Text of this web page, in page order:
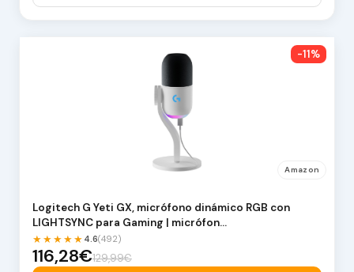
-11%
Amazon
Logitech G Yeti GX, micrófono dinámico RGB con
LIGHTSYNC para Gaming | micrófon…
★★★★★ 4.6(492)
116,28€129,99€